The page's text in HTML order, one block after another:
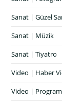
Sanat | Güzel
Sanat | Müzik
Sanat | Tiyatro
Video | Haber
Video |